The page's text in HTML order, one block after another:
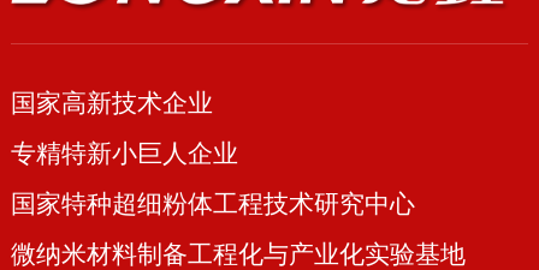
国家高新技术企业
专精特新小巨人企业
国家特种超细粉体工程技术研究中心
微纳米材料制备工程化与产业化实验基地